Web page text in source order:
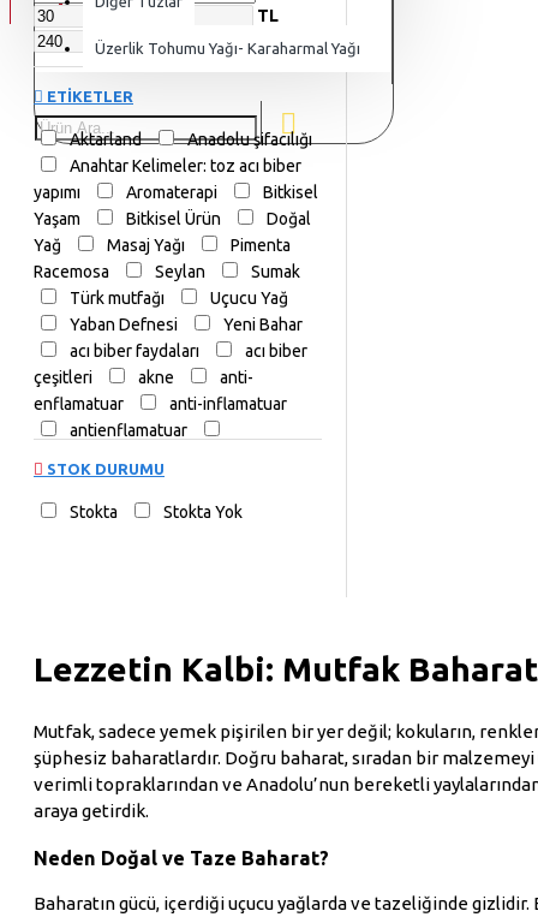
Üzerlik Tohumu Yağı- Karaharmal Yağı
TL
ETIKETLER
Aktarland
Anadolu şifacılığı
Anahtar Kelimeler: toz acı biber
yapımı
Aromaterapi
Bitkisel
Yaşam
Bitkisel Ürün
Doğal
Yağ
Masaj Yağı
Pimenta
Racemosa
Seylan
Sumak
Türk mutfağı
Uçucu Yağ
Yaban Defnesi
Yeni Bahar
acı biber faydaları
acı biber
çeşitleri
akne
anti-
enflamatuar
anti-inflamatuar
antienflamatuar
ayurveda
baharat
karışımı
baharatlı yemekler
doğal şifa
gastronomi
geleneksel çin tıbbı
insan sağlığı
kalp sağlığı
kan şekeri dengeleyici
köri
metabolizma
hızlandırıcı
nigella sativa
sağlıklı
sindirim
sindirim
STOK DURUMU
Stokta Stokta Yok
Lezzetin Kalbi: Mutfak
Mutfak, sadece yemek pişirilen bir yer değil; kokuların,
şüphesiz baharatlardır. Doğru baharat, sıradan bir
verimli topraklarından ve Anadolu’nun bereketli
araya getirdik.
Neden Doğal ve Taze Baharat?
Baharatın gücü, içerdiği uçucu yağlarda ve tazeliğinde